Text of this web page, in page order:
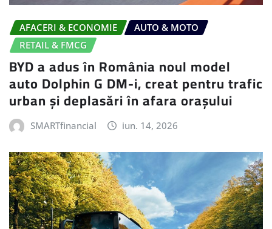
AFACERI & ECONOMIE
AUTO & MOTO
RETAIL & FMCG
BYD a adus în România noul model
auto Dolphin G DM-i, creat pentru trafic
urban și deplasări în afara orașului
SMARTfinancial iun. 14, 2026